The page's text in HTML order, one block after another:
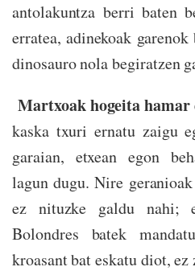
antolakuntza berri baten
erratea, adinekoak
dinosauro nola begiratzen
Martxoak hogeita
kaska txuri ernatu zaigu
garaian, etxean egon
lagun dugu. Nire
ez nituzke galdu nahi;
Bolondres batek
kroasant bat eskatu diot,